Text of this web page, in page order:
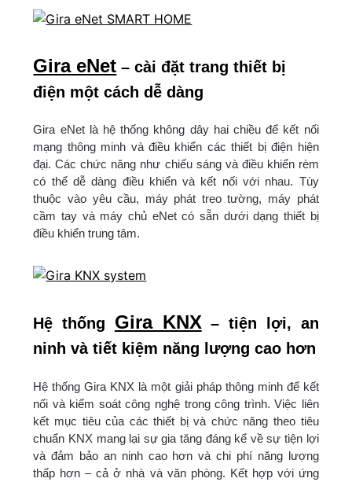
Gira eNet – cài đặt trang thiết bị
điện một cách dễ dàng
Gira eNet là hệ thống không dây hai chiều để kết nối
mạng thông minh và điều khiển các thiết bị điện hiện
đại. Các chức năng như chiếu sáng và điều khiển rèm
có thể dễ dàng điều khiển và kết nối với nhau. Tùy
thuộc vào yêu cầu, máy phát treo tường, máy phát
cầm tay và máy chủ eNet có sẵn dưới dạng thiết bị
điều khiển trung tâm.
Hệ thống Gira KNX – tiện lợi, an
ninh và tiết kiệm năng lượng cao hơn
Hệ thống Gira KNX là một giải pháp thông minh để kết
nối và kiểm soát công nghệ trong công trình. Việc liên
kết mục tiêu của các thiết bị và chức năng theo tiêu
chuẩn KNX mang lại sự gia tăng đáng kể về sự tiện lợi
và đảm bảo an ninh cao hơn và chi phí năng lượng
thấp hơn – cả ở nhà và văn phòng. Kết hợp với ứng